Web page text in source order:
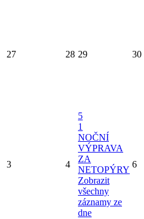
27 28 29 30
3 4
5
1
NOČNÍ
VÝPRAVA
ZA
NETOPÝRY
Zobrazit
všechny
záznamy ze
dne
6